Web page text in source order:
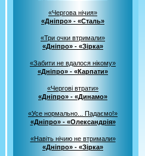
«Чергова нічия»
«Дніпро» - «Сталь»
«Три очки втримали»
«Дніпро» - «Зірка»
«Забити не вдалося нікому»
«Дніпро» - «Карпати»
«Чергові втрати»
«Дніпро» - «Динамо»
«Усе нормально... Падаємо!»
«Дніпро» - «Олександрія»
«Навіть нічию не втримали»
«Дніпро» - «Зірка»